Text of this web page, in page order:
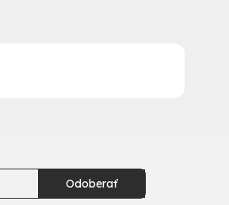
Odoberať